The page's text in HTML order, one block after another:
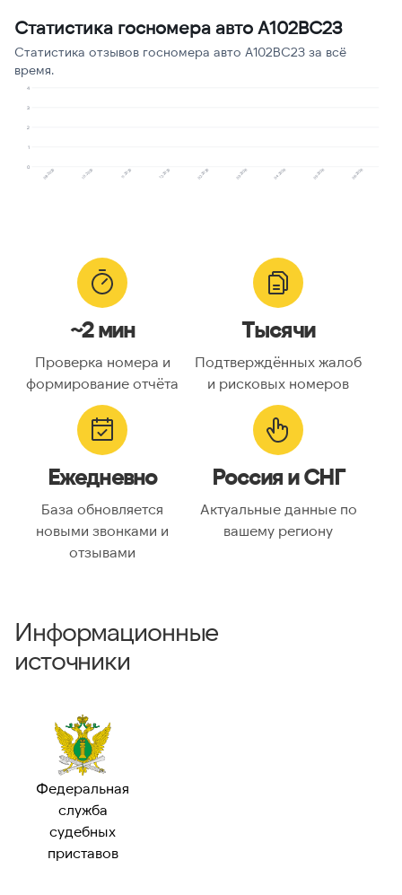
мошенничество
1 7
Статистика госномера авто А102ВС23
Статистика отзывов госномера авто А102ВС23 за всё
время.
0
1
2
3
4
08.2025 10.2025 11.2025 12.2025 02.2026 03.2026 04.2026 05.2026 06.2026
~2 мин
Проверка номера и
формирование отчёта
Тысячи
Подтверждённых жалоб
и рисковых номеров
Ежедневно
База обновляется
новыми звонками и
отзывами
Россия и СНГ
Актуальные данные по
вашему региону
Информационные
источники
Федеральная
служба
судебных
приставов